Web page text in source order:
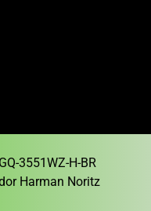
3551WZ-H-BR
Harman Noritz